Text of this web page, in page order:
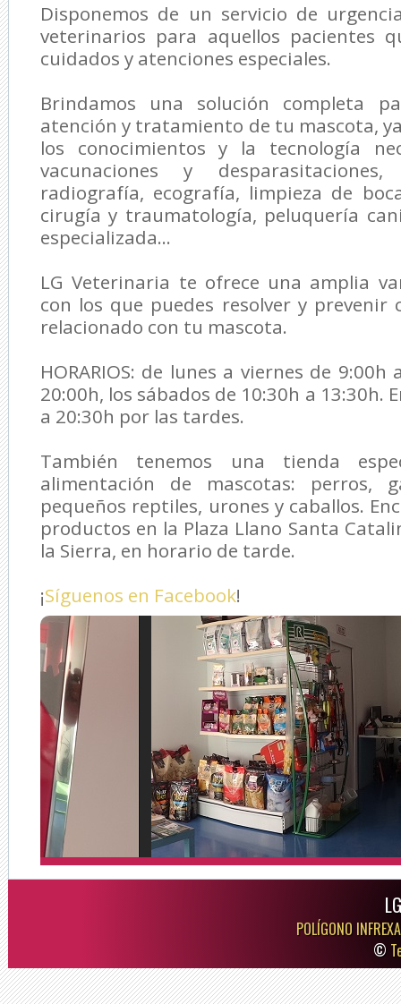
Disponemos de un servicio de
veterinarios para aquellos pacientes
cuidados y atenciones especiales.
Brindamos una solución completa
atención y tratamiento de tu mascota,
los conocimientos y la tecnología
vacunaciones y
radiografía, ecografía, limpieza de
cirugía y traumatología, peluquería
especializada...
LG Veterinaria te ofrece una amplia
con los que puedes resolver y prevenir
relacionado con tu mascota.
HORARIOS: de lunes a viernes de
20:00h, los sábados de 10:30h a 13:30h.
a 20:30h por las tardes.
También tenemos una tienda
alimentación de mascotas: perros,
pequeños reptiles, urones y caballos.
productos en la Plaza Llano Santa
la Sierra, en horario de tarde.
¡Síguenos en Facebook!
POLÍGONO
©